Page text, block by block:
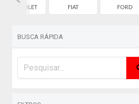
CHEVROLET FIAT FORD
BUSCA RÁPIDA